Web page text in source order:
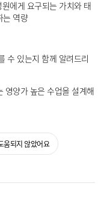
에게 요구되는 가치와 태
는 역량
수 있는지 함께 알려드리
영양가 높은 수업을 설계해
움되지 않았어요